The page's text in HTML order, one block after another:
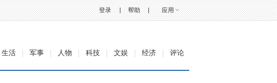
帮助 应用
登录
生活 军事 人物 科技 文娱 经济 评论